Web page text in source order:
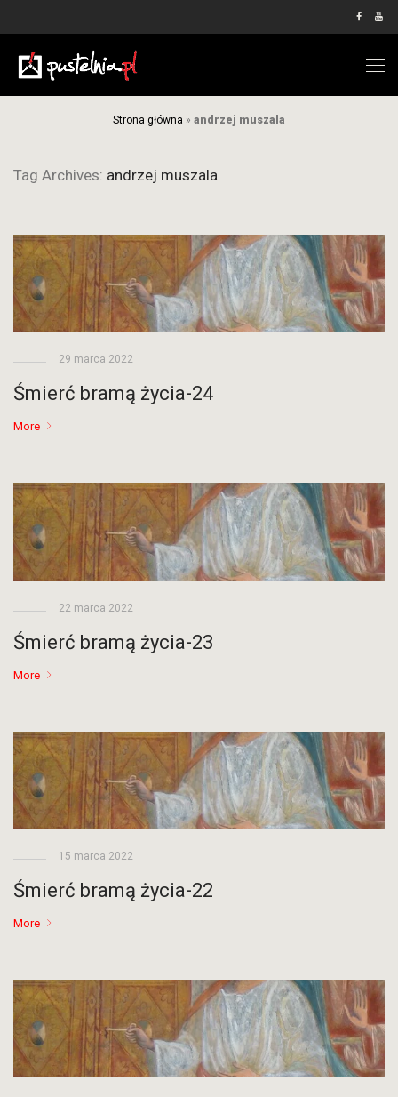
Strona główna » andrzej muszala
Tag Archives: andrzej muszala
29 marca 2022
Śmierć bramą życia-24
More
22 marca 2022
Śmierć bramą życia-23
More
15 marca 2022
Śmierć bramą życia-22
More